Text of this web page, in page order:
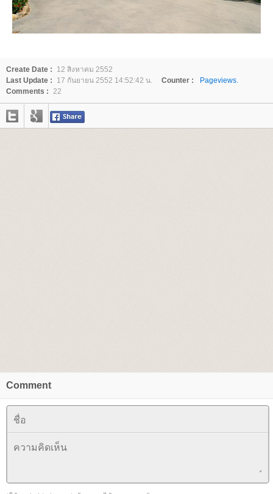
Create Date :
12 สิงหาคม 2552
Last Update :
17 กันยายน 2552 14:52:42 น. Counter :
Pageviews.
Comments : 22
Comment